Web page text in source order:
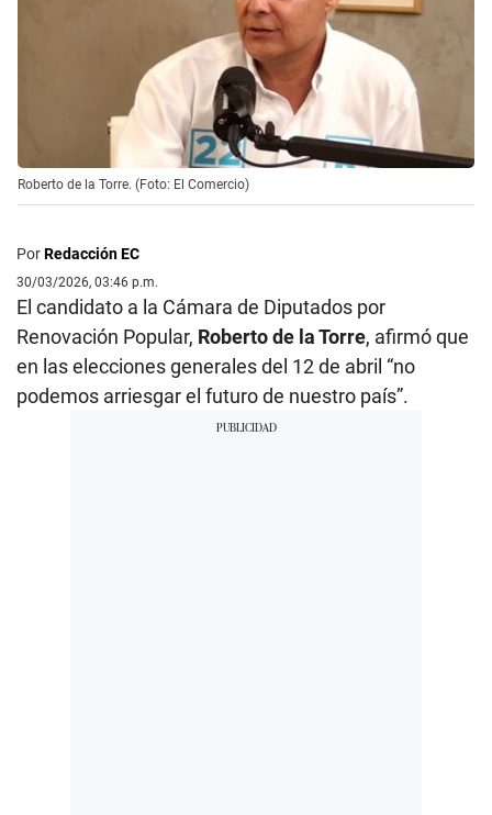
Roberto de la Torre. (Foto: El Comercio)
PorRedacción EC
30/03/2026, 03:46 p.m.
El candidato a la Cámara de Diputados por
Renovación Popular, Roberto de la Torre, afirmó que
en las elecciones generales del 12 de abril “no
podemos arriesgar el futuro de nuestro país”.